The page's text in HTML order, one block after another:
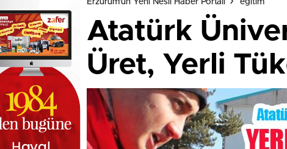
Erzurum'un Yeni Nesil Haber Portalı eğitim
Atatürk
Üret, Yerli